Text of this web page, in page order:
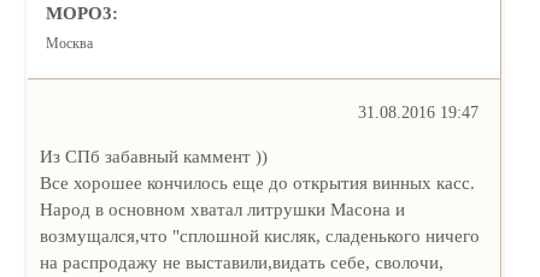
MOPO3:
Москва
31.08.2016 19:47
Из СПб забавный каммент ))
Все хорошее кончилось еще до открытия винных касс.
Народ в основном хватал литрушки Масона и
возмущался,что "сплошной кисляк, сладенького ничего
на распродажу не выставили,видать себе, сволочи,